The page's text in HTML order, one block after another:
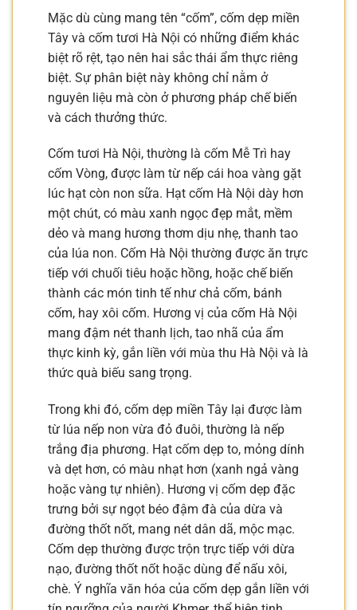
Mặc dù cùng mang tên “cốm”, cốm dẹp miền
Tây và cốm tươi Hà Nội có những điểm khác
biệt rõ rệt, tạo nên hai sắc thái ẩm thực riêng
biệt. Sự phân biệt này không chỉ nằm ở
nguyên liệu mà còn ở phương pháp chế biến
và cách thưởng thức.
Cốm tươi Hà Nội, thường là cốm Mễ Trì hay
cốm Vòng, được làm từ nếp cái hoa vàng gặt
lúc hạt còn non sữa. Hạt cốm Hà Nội dày hơn
một chút, có màu xanh ngọc đẹp mắt, mềm
dẻo và mang hương thơm dịu nhẹ, thanh tao
của lúa non. Cốm Hà Nội thường được ăn trực
tiếp với chuối tiêu hoặc hồng, hoặc chế biến
thành các món tinh tế như chả cốm, bánh
cốm, hay xôi cốm. Hương vị của cốm Hà Nội
mang đậm nét thanh lịch, tao nhã của ẩm
thực kinh kỳ, gắn liền với mùa thu Hà Nội và là
thức quà biếu sang trọng.
Trong khi đó, cốm dẹp miền Tây lại được làm
từ lúa nếp non vừa đỏ đuôi, thường là nếp
trắng địa phương. Hạt cốm dẹp to, mỏng dính
và dẹt hơn, có màu nhạt hơn (xanh ngả vàng
hoặc vàng tự nhiên). Hương vị cốm dẹp đặc
trưng bởi sự ngọt béo đậm đà của dừa và
đường thốt nốt, mang nét dân dã, mộc mạc.
Cốm dẹp thường được trộn trực tiếp với dừa
nạo, đường thốt nốt hoặc dùng để nấu xôi,
chè. Ý nghĩa văn hóa của cốm dẹp gắn liền với